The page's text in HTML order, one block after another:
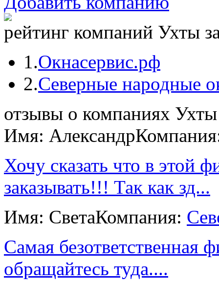
рейтинг компаний Ухты
1.Окнасервис.рф
2.Северные народные
отзывы о компаниях Ухты
Имя: Александр
Хочу сказать что в этой
заказывать!!! Так как зд...
Имя: СветаКомпания:
Самая
обращайтесь туда....